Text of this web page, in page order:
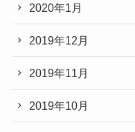
2020年1月
2019年12月
2019年11月
2019年10月